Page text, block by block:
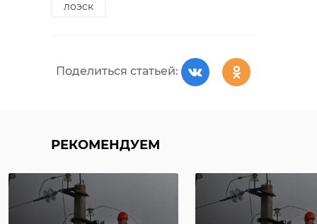
лоэск
Поделиться статьей:
РЕКОМЕНДУЕМ